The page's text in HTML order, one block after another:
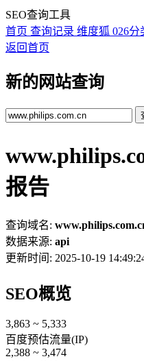
SEO查询工具
首页 查询记录 维度狐 026分
返回首页
新的网站查询
报告
查询域名:
数据来源: api
更新时间: 2025-10-19
SEO概览
3,863 ~ 5,333
百度预估流量(IP)
2,388 ~ 3,474